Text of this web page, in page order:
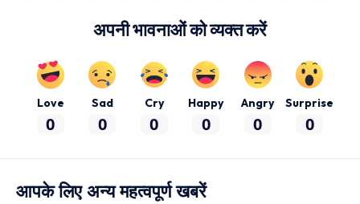
अपनी भावनाओं को व्यक्त करें
Love
0
Sad
0
Cry
0
Happy
0
Angry
0
Surprise
0
आपके लिए अन्य महत्वपूर्ण खबरें